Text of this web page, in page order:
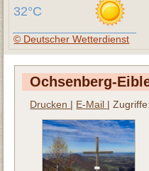
32°C
© Deutscher Wetterdienst
Ochsenberg-
Drucken | E-Mail |